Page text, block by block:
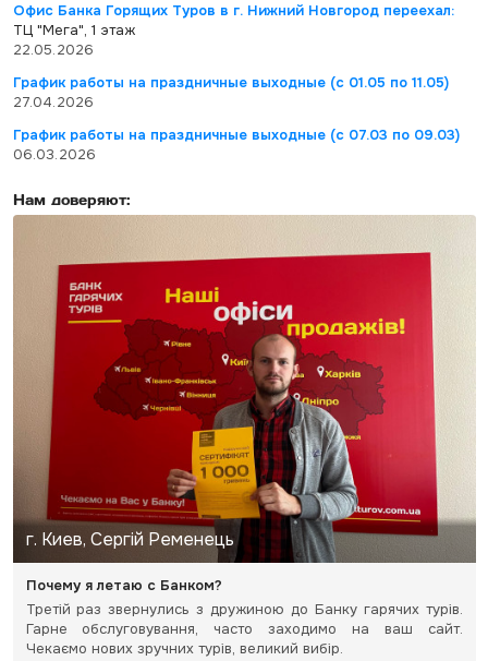
Офис Банка Горящих Туров в г. Нижний Новгород переехал:
ТЦ "Мега", 1 этаж
22.05.2026
График работы на праздничные выходные (с 01.05 по 11.05)
27.04.2026
График работы на праздничные выходные (с 07.03 по 09.03)
06.03.2026
Нам доверяют:
г. Киев, Сергій Ременець
Почему я летаю с Банком?
Третій раз звернулись з дружиною до Банку гарячих турів.
Гарне обслуговування, часто заходимо на ваш сайт.
Чекаємо нових зручних турів, великий вибір.